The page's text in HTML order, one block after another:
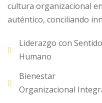
cultura organizacional
auténtico, conciliando
Liderazgo con Sentido
Humano
Bienestar
Organizacional